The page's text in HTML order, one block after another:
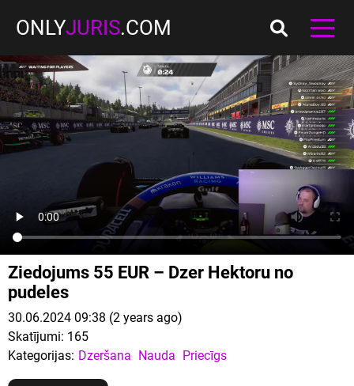
ONLYJURIS.COM
Ziedojums 55 EUR – Dzer Hektoru no
pudeles
30.06.2024 09:38 (2 years ago)
Skatījumi: 165
Kategorijas: Dzeršana Nauda Priecīgs